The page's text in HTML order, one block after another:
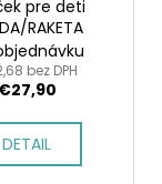
pre deti
RAKETA
bez DPH
€27,90
DETAIL